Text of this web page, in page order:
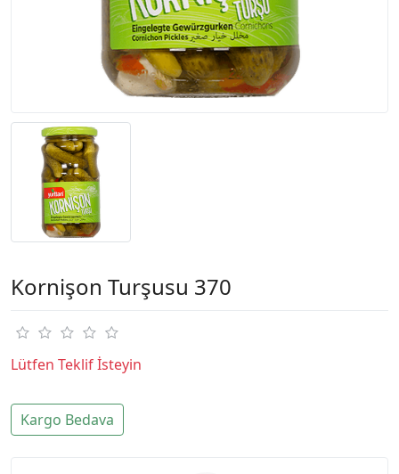
Kornişon Turşusu 370
Lütfen Teklif İsteyin
Kargo Bedava